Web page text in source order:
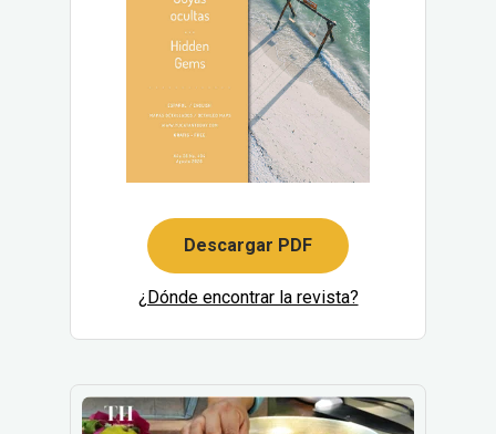
Descargar PDF
¿Dónde encontrar la revista?